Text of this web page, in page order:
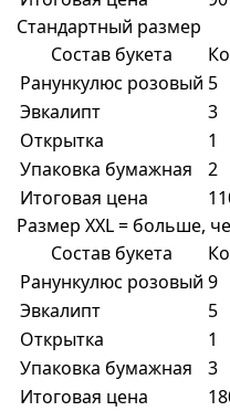
Стандартный размер
Состав букета
Ранункулюс розовый 5
Эвкалипт
3
Открытка
1
Упаковка бумажная
2
Итоговая цена
Размер XXL = больше,
Состав букета
Ранункулюс розовый 9
Эвкалипт
5
Открытка
1
Упаковка бумажная
3
Итоговая цена